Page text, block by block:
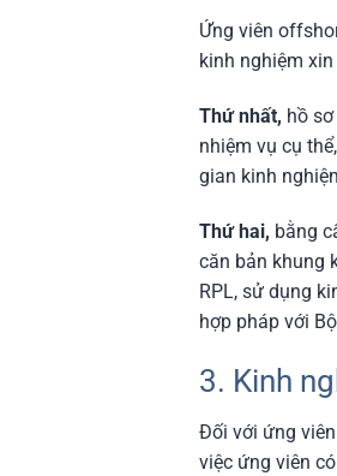
Ứng viên
kinh nghiệm
Thứ nhất, hồ
nhiệm vụ cụ
gian kinh
Thứ hai, bằng
căn bản khung
RPL, sử dụng
hợp pháp với
3. Kinh
Đối với ứng
việc ứng viên